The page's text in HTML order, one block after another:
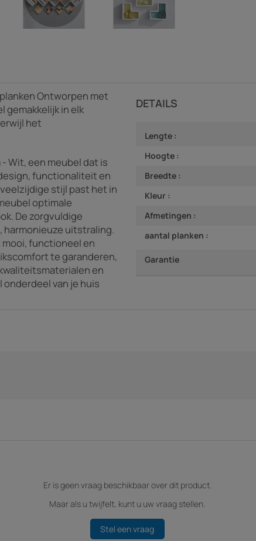
Ontworpen met
in elk
het
Wit, een meubel dat is
functionaliteit en
stijl past het in
optimale
De zorgvuldige
harmonieuze uitstraling.
mooi, functioneel en
te garanderen,
en
van je huis
DETAILS
Lengte :
Hoogte :
Breedte :
Kleur :
Afmetingen :
aantal planken :
Garantie
Er is geen vraag beschikbaar over dit product.
Maar als u twijfelt, kunt u uw vraag stellen.
Stel een vraag